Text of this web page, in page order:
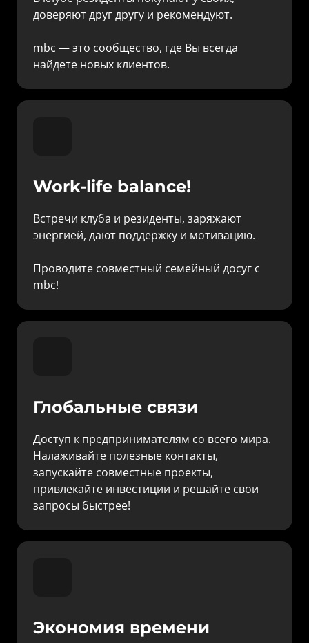
доверяют друг другу и рекомендуют.
mbc — это сообщество, где Вы всегда
найдете новых клиентов.
Work-life balance!
Встречи клуба и резиденты, заряжают
энергией, дают поддержку и мотивацию.
Проводите совместный семейный досуг c
mbc!
Глобальные связи
Доступ к предпринимателям со всего мира.
Налаживайте полезные контакты,
запускайте совместные проекты,
привлекайте инвестиции и решайте свои
запросы быстрее!
Экономия времени